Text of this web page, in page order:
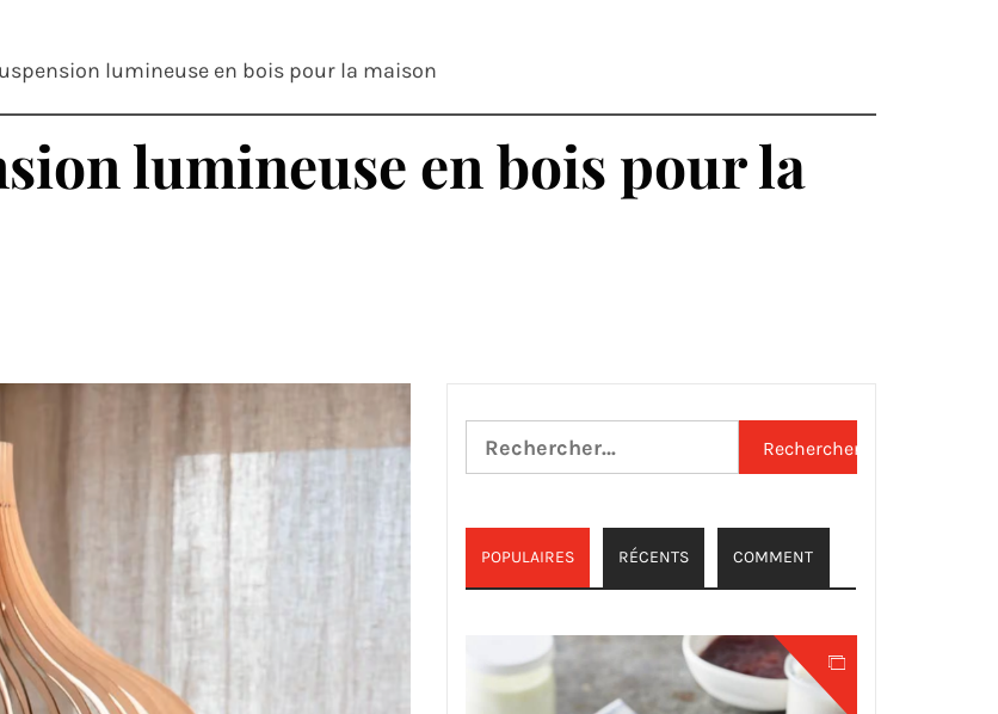
lumineuse en bois pour la maison
lumineuse en bois pour la
Rechercher :
POPULAIRES RÉCENTS COMMENT